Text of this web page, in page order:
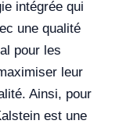
intégrée qui
une qualité
pour les
leur
Ainsi, pour
est une